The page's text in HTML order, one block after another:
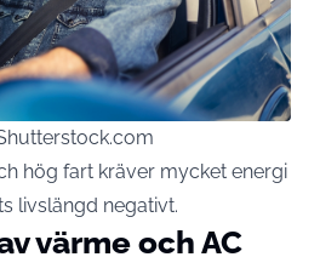
hög fart kräver mycket energi
livslängd negativt.
värme och AC